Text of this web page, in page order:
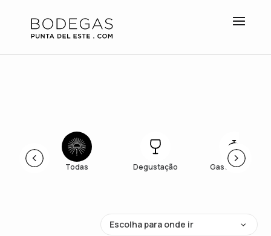
Todas Degustação Gastronomia